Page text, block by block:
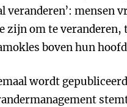
veranderen’: mensen
zijn om te
boven hun
wordt